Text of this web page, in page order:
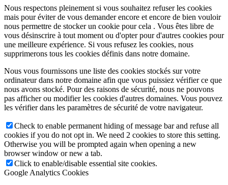
Nous respectons pleinement si vous souhaitez refuser les cookies
mais pour éviter de vous demander encore et encore de bien vouloir
nous permettre de stocker un cookie pour cela . Vous êtes libre de
vous désinscrire à tout moment ou d'opter pour d'autres cookies pour
une meilleure expérience. Si vous refusez les cookies, nous
supprimerons tous les cookies définis dans notre domaine.
Nous vous fournissons une liste des cookies stockés sur votre
ordinateur dans notre domaine afin que vous puissiez vérifier ce que
nous avons stocké. Pour des raisons de sécurité, nous ne pouvons
pas afficher ou modifier les cookies d'autres domaines. Vous pouvez
les vérifier dans les paramètres de sécurité de votre navigateur.
Check to enable permanent hiding of message bar and refuse all
cookies if you do not opt in. We need 2 cookies to store this setting.
Otherwise you will be prompted again when opening a new
browser window or new a tab.
Click to enable/disable essential site cookies.
Google Analytics Cookies